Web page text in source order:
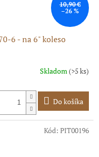
10,90 €
–26 %
6 - na 6" koleso
Skladom(>5 ks)
Do košíka
Kód: PIT00196